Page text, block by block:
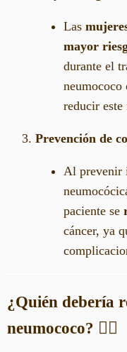
Las
mayor
durante el
neumococo
reducir este
Prevención de
Al prevenir
paciente se
cáncer, ya
¿Quién debería
neumococo? 👩‍⚕️